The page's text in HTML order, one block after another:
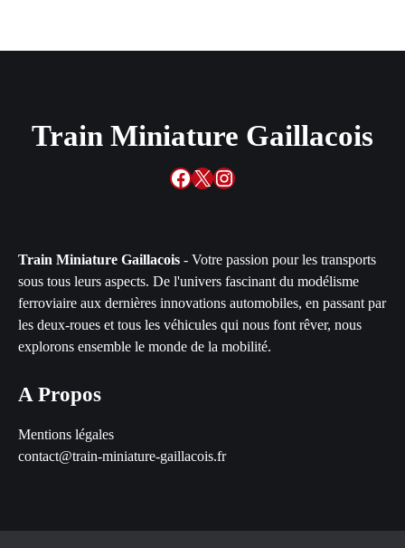
Train Miniature Gaillacois
Facebook
X Instagram
Train Miniature Gaillacois - Votre passion pour les transports
sous tous leurs aspects. De l'univers fascinant du modélisme
ferroviaire aux dernières innovations automobiles, en passant par
les deux-roues et tous les véhicules qui nous font rêver, nous
explorons ensemble le monde de la mobilité.
A Propos
Mentions légales
contact@train-miniature-gaillacois.fr